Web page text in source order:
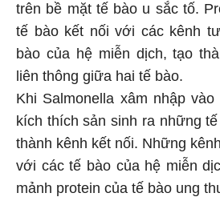
trên bề mặt tế bào u sắc tố.
tế bào kết nối với các kênh
bào của hệ miễn dịch, tạo
liên thông giữa hai tế bào.
Khi Salmonella xâm nhập
kích thích sản sinh ra những
thành kênh kết nối. Những
với các tế bào của hệ miễn
mảnh protein của tế bào ung